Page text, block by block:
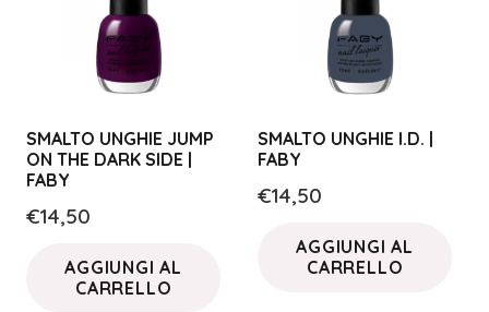
SMALTO UNGHIE JUMP
ON THE DARK SIDE |
FABY
€14,50
AGGIUNGI AL
CARRELLO
SMALTO UNGHIE I.D. |
FABY
€14,50
AGGIUNGI AL
CARRELLO